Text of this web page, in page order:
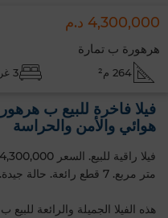
4,300,000 د.م
هرهورة ب تمارة
264 م² 3 غرف
هوائي والأمن والحراسة
متر مربع. 7 قطع رائعة. حالة جيدة. حديقة وشرفة من أجل الإستمتاع.
هذه الفيلا الجميلة والرائعة